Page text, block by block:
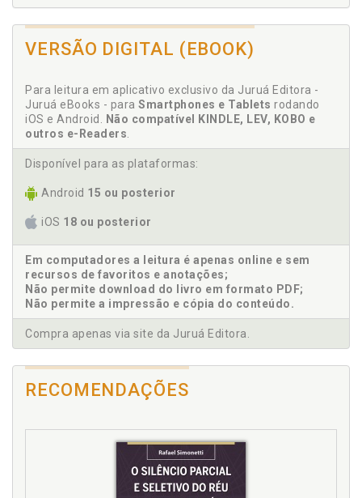
B
Bentinho. A xícara de café de Bentinho ou o
C
Cárcere. Compra-se liberdade, paga-se bem: crédito
de cárcere e contabilidade criminosa, p. 63
Coação. Professor, e se, sob coação para roubar, ele
matar?, p. 105
mata Polônio: erro sobre a pessoa e competência no
Compra-se liberdade, paga-se bem: crédito de
cárcere e contabilidade criminosa, p. 63
Confissão. Ricardo III: o rei confessa, mas não se
arrepende, p. 29
Contabilidade criminosa. Compra-se liberdade,
paga-se bem: crédito de cárcere e contabilidade
criminosa, p. 63
Crime. Dilema hamletiano do crime: existir ou não
matar?, p. 105
VERSÃO DIGITAL (EBOOK)
Para leitura em aplicativo exclusivo da Juruá Editora -
Juruá eBooks - para Smartphones e Tablets rodando
iOS e Android. Não compatível KINDLE, LEV, KOBO e
outros e-Readers.
Disponível para as plataformas:
Android 15 ou posterior
iOS 18 ou posterior
Em computadores a leitura é apenas online e sem
recursos de favoritos e anotações;
Não permite download do livro em formato PDF;
Não permite a impressão e cópia do conteúdo.
Compra apenas via site da Juruá Editora.
RECOMENDAÇÕES